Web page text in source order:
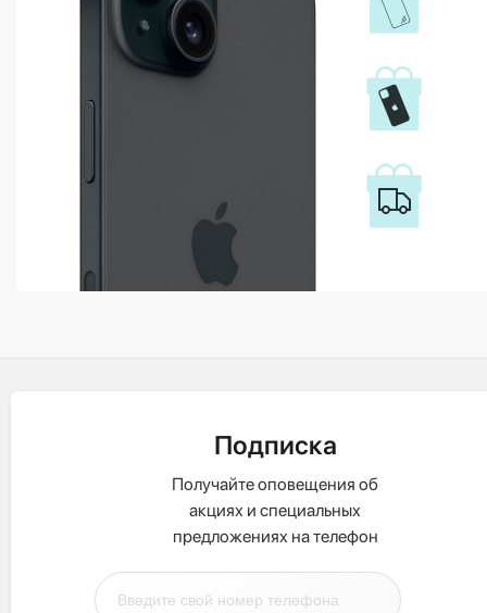
Подписка
Получайте оповещения об
акциях и специальных
предложениях на телефон